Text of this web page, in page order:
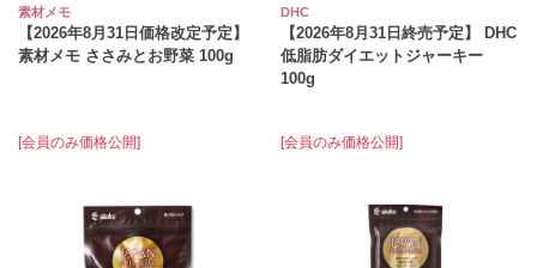
素材メモ
【2026年8月31日価格改定予定】
素材メモ ささみとお野菜 100g
[会員のみ価格公開]
DHC
【2026年8月31日終売予定】 DHC
低脂肪ダイエットジャーキー
100g
[会員のみ価格公開]